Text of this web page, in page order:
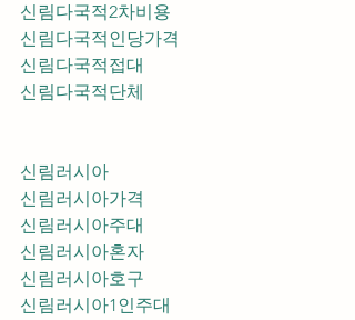
신림다국적2차비용
신림다국적인당가격
신림다국적접대
신림다국적단체
신림러시아
신림러시아가격
신림러시아주대
신림러시아혼자
신림러시아호구
신림러시아1인주대